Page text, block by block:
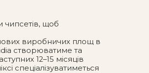
чипсетів, щоб
виробничих площ в
створюватиме та
12–15 місяців
спеціалізуватиметься